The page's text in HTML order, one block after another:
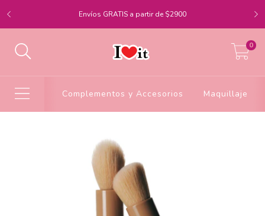
Envíos GRATIS a partir de $2900
0
Complementos y Accesorios Maquillaje